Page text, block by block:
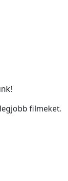
filmeket.